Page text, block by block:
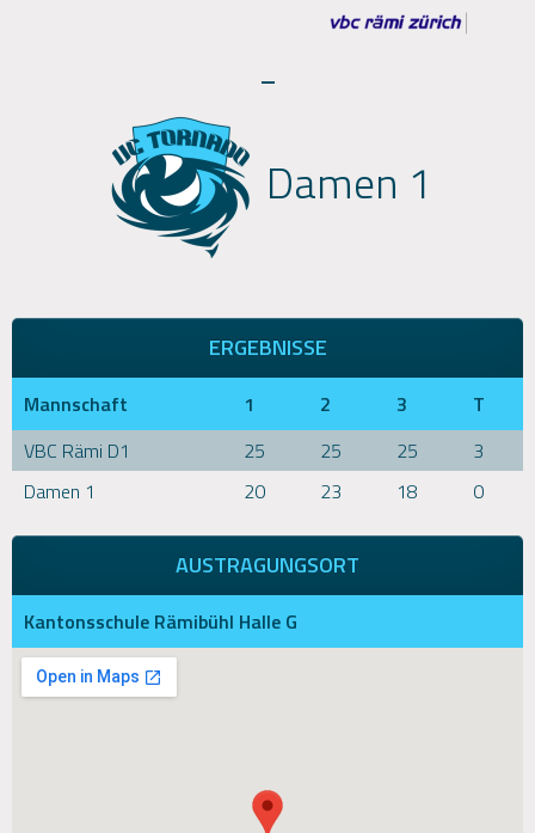
-
Damen 1
ERGEBNISSE
Mannschaft 1 2 3
T
VBC Rämi D1
25 25 25
3
Damen 1
20 23 18 0
AUSTRAGUNGSORT
Kantonsschule Rämibühl Halle G